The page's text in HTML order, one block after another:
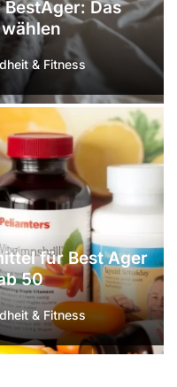
Das
& Fitness
für Best Ager
50
& Fitness